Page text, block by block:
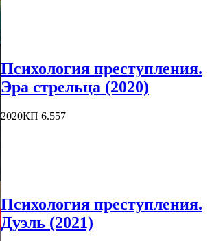
Психология преступления.
Эра стрельца (2020)
2020КП 6.557
Психология преступления.
Дуэль (2021)